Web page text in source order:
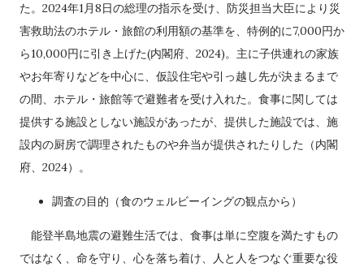
た。2024年1月8日の総理の指示を受け、防災担当大臣により災
害救助法のホテル・旅館の利用額の基準を、特例的に7,000円か
ら10,000円に引き上げた(内閣府、2024)。主に子供連れの家族
やお年寄りなどを中心に、仮設住宅や引っ越し先が決まるまで
の間、ホテル・旅館等で避難者を受け入れた。食事に関しては
提供する施設としない施設があったが、提供した施設では、施
設内の厨房で調理されたものや弁当が提供されたりした（内閣
府、2024）。
調査の目的（食のウェルビーイングの観点から）
能登半島地震の避難生活では、食事は単に空腹を満たすもの
ではなく、命を守り、心を落ち着け、人と人をつなぐ重要な役